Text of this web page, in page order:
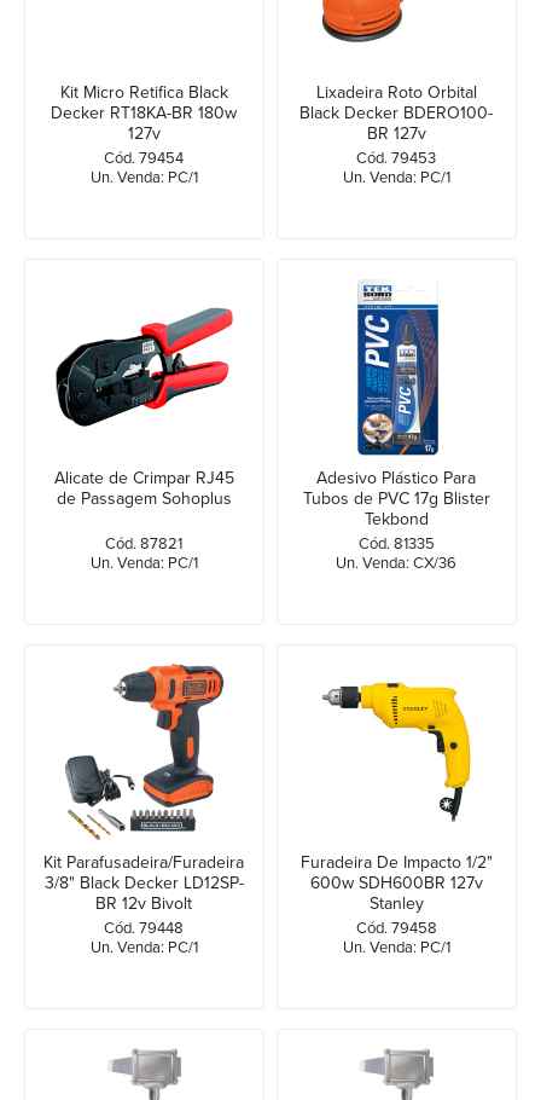
Kit Micro Retifica Black
Decker RT18KA-BR 180w
127v
Cód. 79454
Un. Venda: PC/1
Lixadeira Roto Orbital
Black Decker BDERO100-
BR 127v
Cód. 79453
Un. Venda: PC/1
Alicate de Crimpar RJ45
de Passagem Sohoplus
Cód. 87821
Un. Venda: PC/1
Adesivo Plástico Para
Tubos de PVC 17g Blister
Tekbond
Cód. 81335
Un. Venda: CX/36
Kit Parafusadeira/Furadeira
3/8" Black Decker LD12SP-
BR 12v Bivolt
Cód. 79448
Un. Venda: PC/1
Furadeira De Impacto 1/2"
600w SDH600BR 127v
Stanley
Cód. 79458
Un. Venda: PC/1